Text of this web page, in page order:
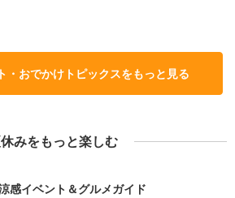
・おでかけトピックスをもっと見る
みをもっと楽しむ
感イベント＆グルメガイド